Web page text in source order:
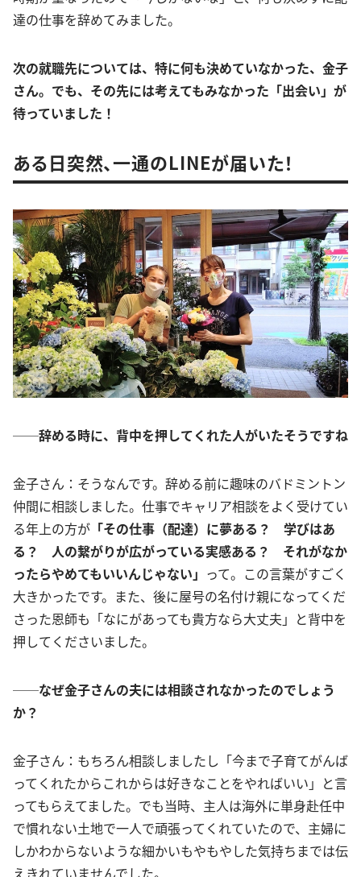
達の仕事を辞めてみました。
次の就職先については、特に何も決めていなかった、金子
さん。でも、その先には考えてもみなかった「出会い」が
待っていました！
ある日突然、一通のLINEが届いた！
──辞める時に、背中を押してくれた人がいたそうですね
金子さん：そうなんです。辞める前に趣味のバドミントン
仲間に相談しました。仕事でキャリア相談をよく受けてい
る年上の方が 「その仕事（配達）に夢ある？ 学びはあ
る？ 人の繋がりが広がっている実感ある？ それがなか
ったらやめてもいいんじゃない」 って。この言葉がすごく
大きかったです。また、後に屋号の名付け親になってくだ
さった恩師も「なにがあっても貴方なら大丈夫」と背中を
押してくださいました。
──なぜ金子さんの夫には相談されなかったのでしょう
か？
金子さん：もちろん相談しましたし「今まで子育てがんば
ってくれたからこれからは好きなことをやればいい」と言
ってもらえてました。でも当時、主人は海外に単身赴任中
で慣れない土地で一人で頑張ってくれていたので、主婦に
しかわからないような細かいもやもやした気持ちまでは伝
えきれていませんでした。